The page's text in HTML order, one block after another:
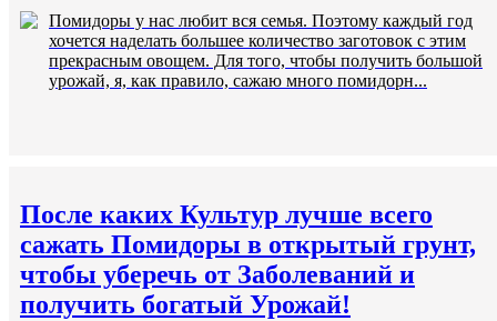
Помидоры у нас любит вся семья. Поэтому каждый год
хочется наделать большее количество заготовок с этим
прекрасным овощем. Для того, чтобы получить большой
урожай, я, как правило, сажаю много помидорн...
После каких Культур лучше всего
сажать Помидоры в открытый грунт,
чтобы уберечь от Заболеваний и
получить богатый Урожай!